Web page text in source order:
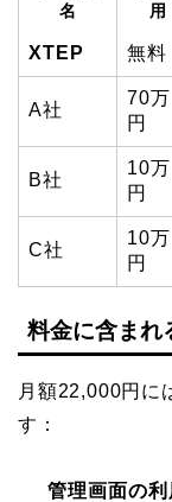
名
用
XTEP 無料
A社
70万
円
B社
10万
円
C社
10万
円
料金に含まれ
月額22,000円に
す：
管理画面の